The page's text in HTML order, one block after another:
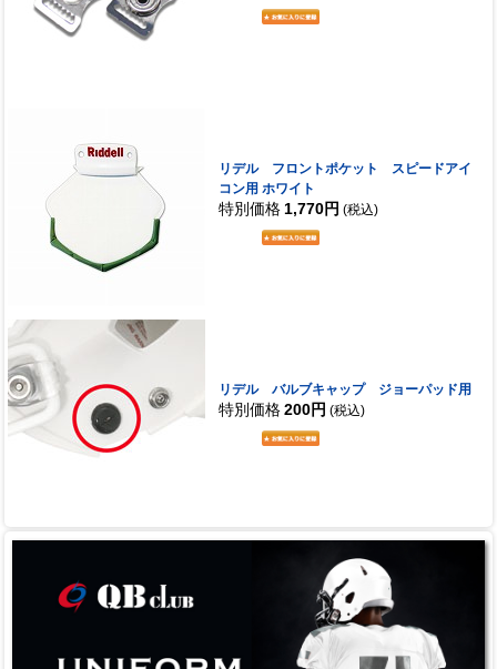
リデル フロントポケット スピードアイ
コン用 ホワイト
特別価格 1,770円 (税込)
リデル バルブキャップ ジョーパッド用
特別価格 200円 (税込)